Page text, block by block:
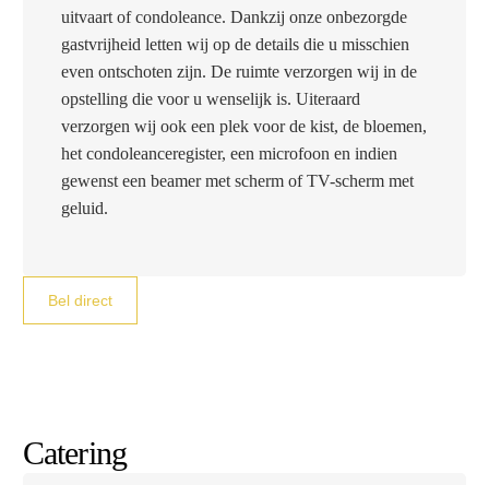
uitvaart of condoleance. Dankzij onze onbezorgde
gastvrijheid letten wij op de details die u misschien
even ontschoten zijn. De ruimte verzorgen wij in de
opstelling die voor u wenselijk is. Uiteraard
verzorgen wij ook een plek voor de kist, de bloemen,
het condoleanceregister, een microfoon en indien
gewenst een beamer met scherm of TV-scherm met
geluid.
Bel direct
Catering